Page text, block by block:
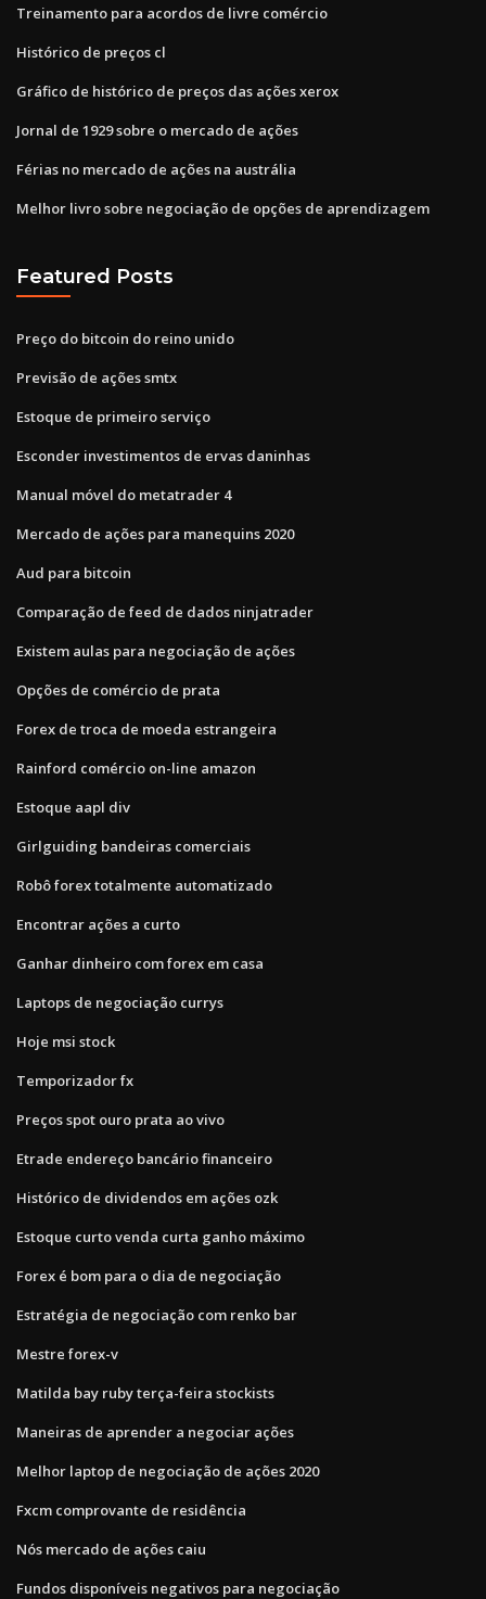
Treinamento para acordos de livre comércio
Histórico de preços cl
Gráfico de histórico de preços das ações xerox
Jornal de 1929 sobre o mercado de ações
Férias no mercado de ações na austrália
Melhor livro sobre negociação de opções de aprendizagem
Featured Posts
Preço do bitcoin do reino unido
Previsão de ações smtx
Estoque de primeiro serviço
Esconder investimentos de ervas daninhas
Manual móvel do metatrader 4
Mercado de ações para manequins 2020
Aud para bitcoin
Comparação de feed de dados ninjatrader
Existem aulas para negociação de ações
Opções de comércio de prata
Forex de troca de moeda estrangeira
Rainford comércio on-line amazon
Estoque aapl div
Girlguiding bandeiras comerciais
Robô forex totalmente automatizado
Encontrar ações a curto
Ganhar dinheiro com forex em casa
Laptops de negociação currys
Hoje msi stock
Temporizador fx
Preços spot ouro prata ao vivo
Etrade endereço bancário financeiro
Histórico de dividendos em ações ozk
Estoque curto venda curta ganho máximo
Forex é bom para o dia de negociação
Estratégia de negociação com renko bar
Mestre forex-v
Matilda bay ruby ​​terça-feira stockists
Maneiras de aprender a negociar ações
Melhor laptop de negociação de ações 2020
Fxcm comprovante de residência
Nós mercado de ações caiu
Fundos disponíveis negativos para negociação